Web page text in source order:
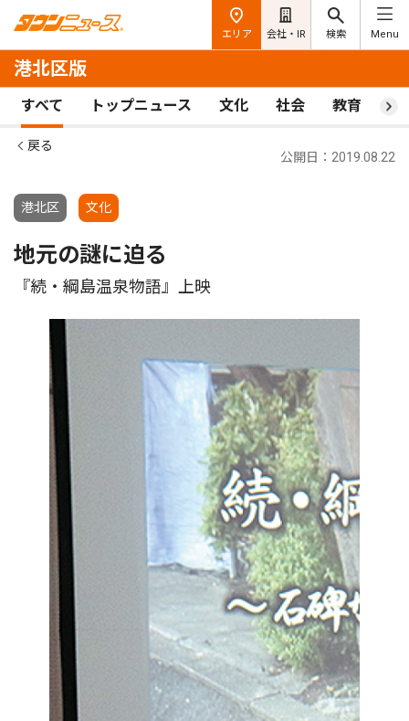
エリア 会社・IR 検索 Menu
港北区版
すべて トップニュース 文化 社会 教育 ス
戻る
港北区 文化
公開日：2019.08.22
地元の謎に迫る
『続・綱島温泉物語』上映